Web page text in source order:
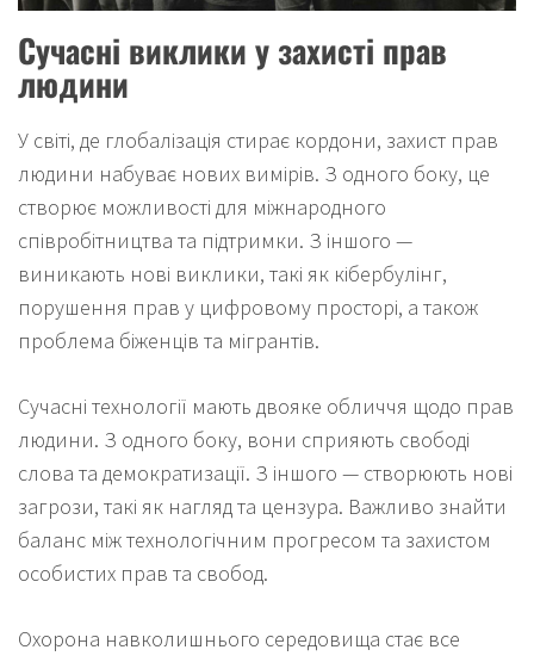
Сучасні виклики у захисті прав
людини
У світі, де глобалізація стирає кордони, захист прав
людини набуває нових вимірів. З одного боку, це
створює можливості для міжнародного
співробітництва та підтримки. З іншого —
виникають нові виклики, такі як кібербулінг,
порушення прав у цифровому просторі, а також
проблема біженців та мігрантів.
Сучасні технології мають двояке обличчя щодо прав
людини. З одного боку, вони сприяють свободі
слова та демократизації. З іншого — створюють нові
загрози, такі як нагляд та цензура. Важливо знайти
баланс між технологічним прогресом та захистом
особистих прав та свобод.
Охорона навколишнього середовища стає все